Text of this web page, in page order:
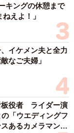
（40代・女性）
から。（20代・
か電源を落とし
男性）
キングの休憩まで
えよ！」
イケメン夫と全力
なご夫婦」
板役者 ライダー演
「ウエディングフ
あるカメラマン求